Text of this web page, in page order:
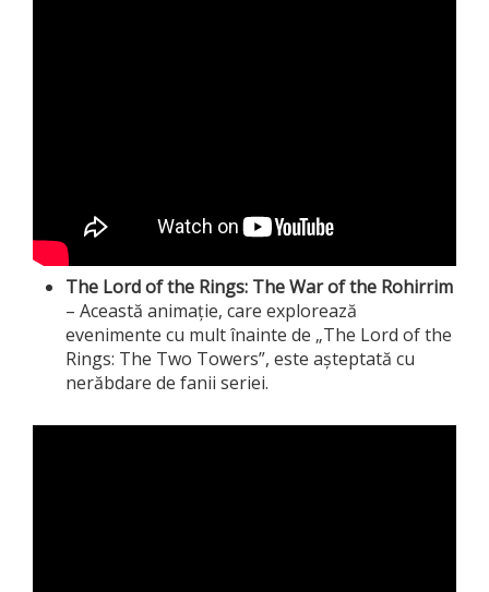
The Lord of the Rings: The War of the Rohirrim
– Această animație, care explorează
evenimente cu mult înainte de „The Lord of the
Rings: The Two Towers”, este așteptată cu
nerăbdare de fanii seriei.